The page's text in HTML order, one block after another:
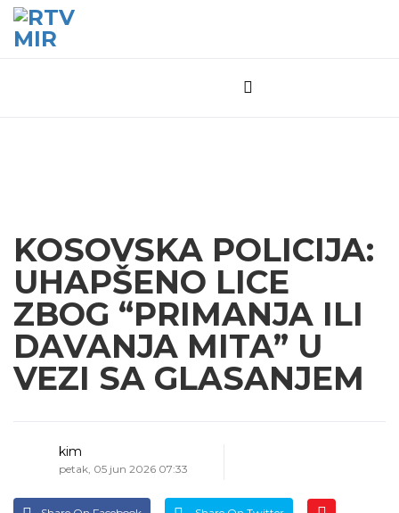
KOSOVSKA POLICIJA:
UHAPŠENO LICE
ZBOG “PRIMANJA ILI
DAVANJA MITA” U
VEZI SA GLASANJEM
kim
petak, 05 jun 2026 07:33